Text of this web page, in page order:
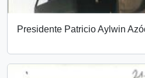
Presidente Patricio Aylwin